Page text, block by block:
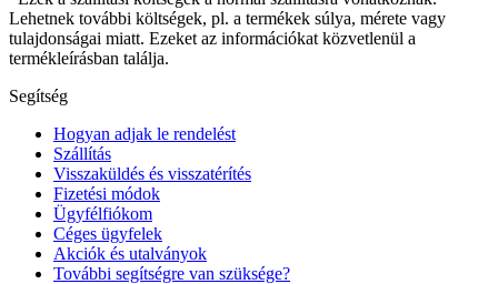
Lehetnek további költségek, pl. a termékek súlya, mérete vagy
tulajdonságai miatt. Ezeket az információkat közvetlenül a
termékleírásban találja.
Segítség
Hogyan adjak le rendelést
Szállítás
Visszaküldés és visszatérítés
Fizetési módok
Ügyfélfiókom
Céges ügyfelek
Akciók és utalványok
További segítségre van szüksége?